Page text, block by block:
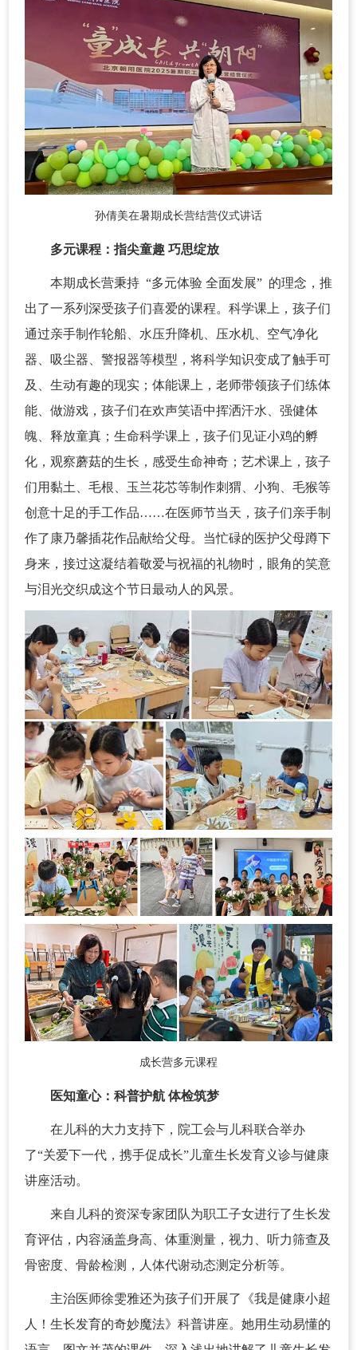
孙倩美在暑期成长营结营仪式讲话
多元课程：指尖童趣 巧思绽放
本期成长营秉持 “多元体验 全面发展” 的理念，推
出了一系列深受孩子们喜爱的课程。科学课上，孩子们
通过亲手制作轮船、水压升降机、压水机、空气净化
器、吸尘器、警报器等模型，将科学知识变成了触手可
及、生动有趣的现实；体能课上，老师带领孩子们练体
能、做游戏，孩子们在欢声笑语中挥洒汗水、强健体
魄、释放童真；生命科学课上，孩子们见证小鸡的孵
化，观察蘑菇的生长，感受生命神奇；艺术课上，孩子
们用黏土、毛根、玉兰花芯等制作刺猬、小狗、毛猴等
创意十足的手工作品……在医师节当天，孩子们亲手制
作了康乃馨插花作品献给父母。当忙碌的医护父母蹲下
身来，接过这凝结着敬爱与祝福的礼物时，眼角的笑意
与泪光交织成这个节日最动人的风景。
成长营多元课程
医知童心：科普护航 体检筑梦
在儿科的大力支持下，院工会与儿科联合举办
了“关爱下一代，携手促成长”儿童生长发育义诊与健康
讲座活动。
来自儿科的资深专家团队为职工子女进行了生长发
育评估，内容涵盖身高、体重测量，视力、听力筛查及
骨密度、骨龄检测，人体代谢动态测定分析等。
主治医师徐雯雅还为孩子们开展了《我是健康小超
人！生长发育的奇妙魔法》科普讲座。她用生动易懂的